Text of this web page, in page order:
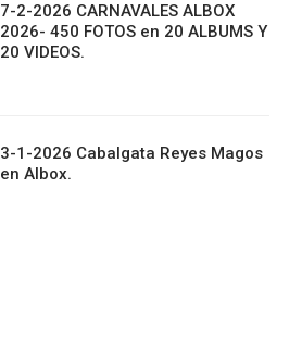
7-2-2026 CARNAVALES ALBOX
2026- 450 FOTOS en 20 ALBUMS Y
20 VIDEOS.
3-1-2026 Cabalgata Reyes Magos
en Albox.